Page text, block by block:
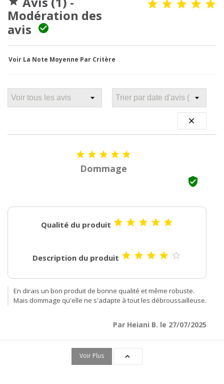
Modération des
avis

Voir La Note Moyenne Par Critère

    
Dommage

Qualité du produit     
Description du produit     
En dirais un bon produit de bonne qualité et même robuste.
Mais dommage qu'elle ne s'adapte à tout les débroussailleuse.
Par Heiani B. le 27/07/2025
Voir Plus 